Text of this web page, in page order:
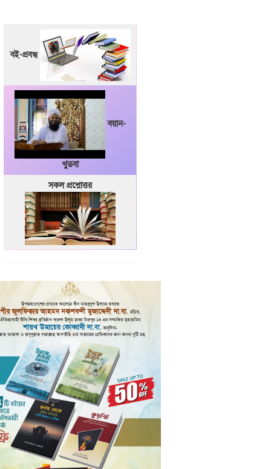
বই-প্রবন্ধ
বয়ান-
খুতবা
সকল প্রশ্নোত্তর